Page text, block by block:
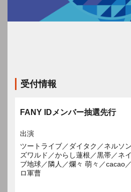
受付情報
FANY IDメンバー抽選先行
出演
ツートライブ／ダイタク／ネルソ
ズワルド／からし蓮根／黒帯／ネ
ブ地球／隣人／爛々 萌々／cacao
ロ軍曹